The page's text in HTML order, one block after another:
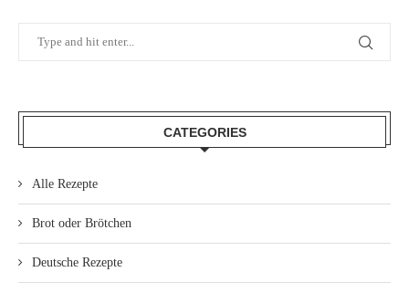
CATEGORIES
Alle Rezepte
Brot oder Brötchen
Deutsche Rezepte